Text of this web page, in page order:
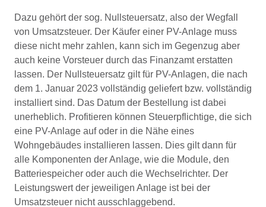
Dazu gehört der sog. Nullsteuersatz, also der Wegfall
von Umsatzsteuer. Der Käufer einer PV-Anlage muss
diese nicht mehr zahlen, kann sich im Gegenzug aber
auch keine Vorsteuer durch das Finanzamt erstatten
lassen. Der Nullsteuersatz gilt für PV-Anlagen, die nach
dem 1. Januar 2023 vollständig geliefert bzw. vollständig
installiert sind. Das Datum der Bestellung ist dabei
unerheblich. Profitieren können Steuerpflichtige, die sich
eine PV-Anlage auf oder in die Nähe eines
Wohngebäudes installieren lassen. Dies gilt dann für
alle Komponenten der Anlage, wie die Module, den
Batteriespeicher oder auch die Wechselrichter. Der
Leistungswert der jeweiligen Anlage ist bei der
Umsatzsteuer nicht ausschlaggebend.